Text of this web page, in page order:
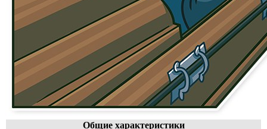
Общие характеристики